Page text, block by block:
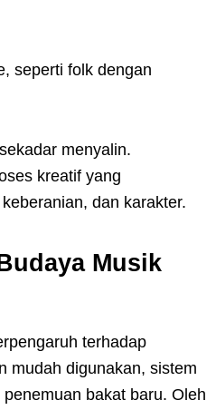
seperti folk dengan
menyalin.
kreatif yang
dan karakter.
Musik
terhadap
mudah digunakan, sistem
bakat baru. Oleh